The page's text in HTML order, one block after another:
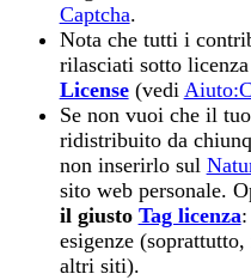
Captcha.
Nota che tutti i
rilasciati sotto
License(vedi
Se non vuoi che il
ridistribuito da
non inserirlo sul
sito web personale.
il giusto Tag licenza:
esigenze
altri siti).